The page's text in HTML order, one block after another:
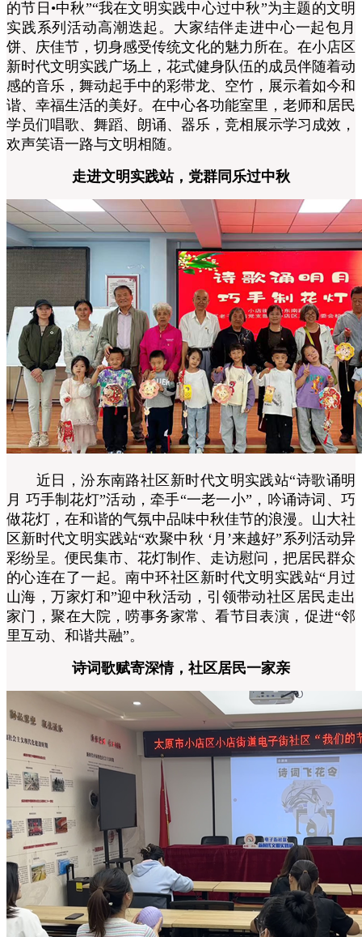
的节日•中秋”“我在文明实践中心过中秋”为主题的文明
实践系列活动高潮迭起。大家结伴走进中心一起包月
饼、庆佳节，切身感受传统文化的魅力所在。在小店区
新时代文明实践广场上，花式健身队伍的成员伴随着动
感的音乐，舞动起手中的彩带龙、空竹，展示着如今和
谐、幸福生活的美好。在中心各功能室里，老师和居民
学员们唱歌、舞蹈、朗诵、器乐，竞相展示学习成效，
欢声笑语一路与文明相随。
走进文明实践站，党群同乐过中秋
近日，汾东南路社区新时代文明实践站“诗歌诵明
月 巧手制花灯”活动，牵手“一老一小”，吟诵诗词、巧
做花灯，在和谐的气氛中品味中秋佳节的浪漫。山大社
区新时代文明实践站“欢聚中秋 ‘月’来越好”系列活动异
彩纷呈。便民集市、花灯制作、走访慰问，把居民群众
的心连在了一起。南中环社区新时代文明实践站“月过
山海，万家灯和”迎中秋活动，引领带动社区居民走出
家门，聚在大院，唠事务家常、看节目表演，促进“邻
里互动、和谐共融”。
诗词歌赋寄深情，社区居民一家亲